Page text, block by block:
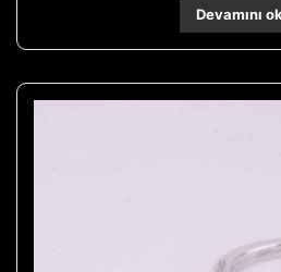
Devamını